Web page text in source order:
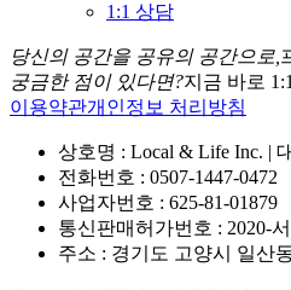
1:1 상담
당신의 공간을 공유의 공간으로,
궁금한 점이 있다면?지금 바로
이용약관개인정보 처리방침
상호명 : Local & Life Inc. |
전화번호 : 0507-1447-0472
사업자번호 : 625-81-01879
통신판매허가번호 : 2020-
주소 : 경기도 고양시 일산